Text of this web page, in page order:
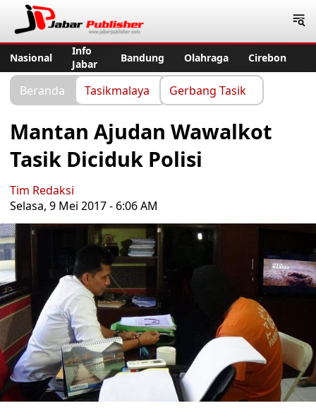
Nasional
Info
Jabar
Bandung Olahraga Cirebon
Beranda Tasikmalaya Gerbang Tasik
Mantan Ajudan Wawalkot
Tasik Diciduk Polisi
Tim Redaksi
Selasa, 9 Mei 2017 - 6:06 AM